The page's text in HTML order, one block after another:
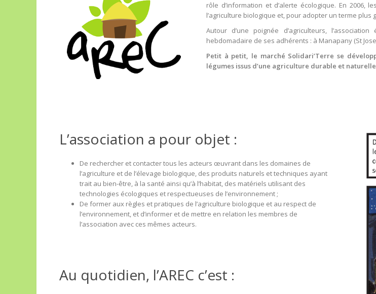
rôle d’information et d’alerte écologique. En 2006,
l’agriculture biologique et, pour adopter un terme plus
Autour d’une poignée d’agriculteurs,
hebdomadaire de ses adhérents : à Manapany (St
Petit à petit, le marché Solidari’Terre se
légumes issus d’une agriculture durable et
L’association a pour objet :
De rechercher et contacter tous les acteurs œuvrant dans les domaines de
l’agriculture et de l’élevage biologique, des produits naturels et techniques ayant
trait au bien-être, à la santé ainsi qu’à l’habitat, des matériels utilisant des
technologies écologiques et respectueuses de l’environnement ;
De former aux règles et pratiques de l’agriculture biologique et au respect de
l’environnement, et d’informer et de mettre en relation les membres de
l’association avec ces mêmes acteurs.
Au quotidien, l’AREC c’est :